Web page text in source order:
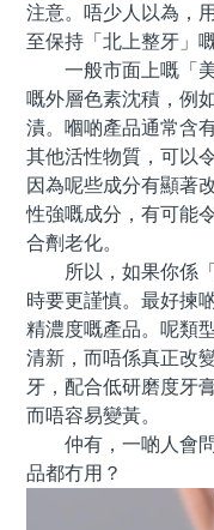
注意。唔少人以為，
至保持「北上整牙」
一般市面上嘅「美
嘅外層色素沈積，例
漬。嗰啲產品通常含
其他活性物質，可以
因為呢些成分有顯著
性強嘅成分，有可能
合劑老化。
所以，如果你係「
時要更謹慎。最好揀
精濃度嘅產品。呢類
清新，而唔係真正改
牙，配合低研磨度牙
而唔容易變黃。
仲有，一啲人會問
品都冇用？